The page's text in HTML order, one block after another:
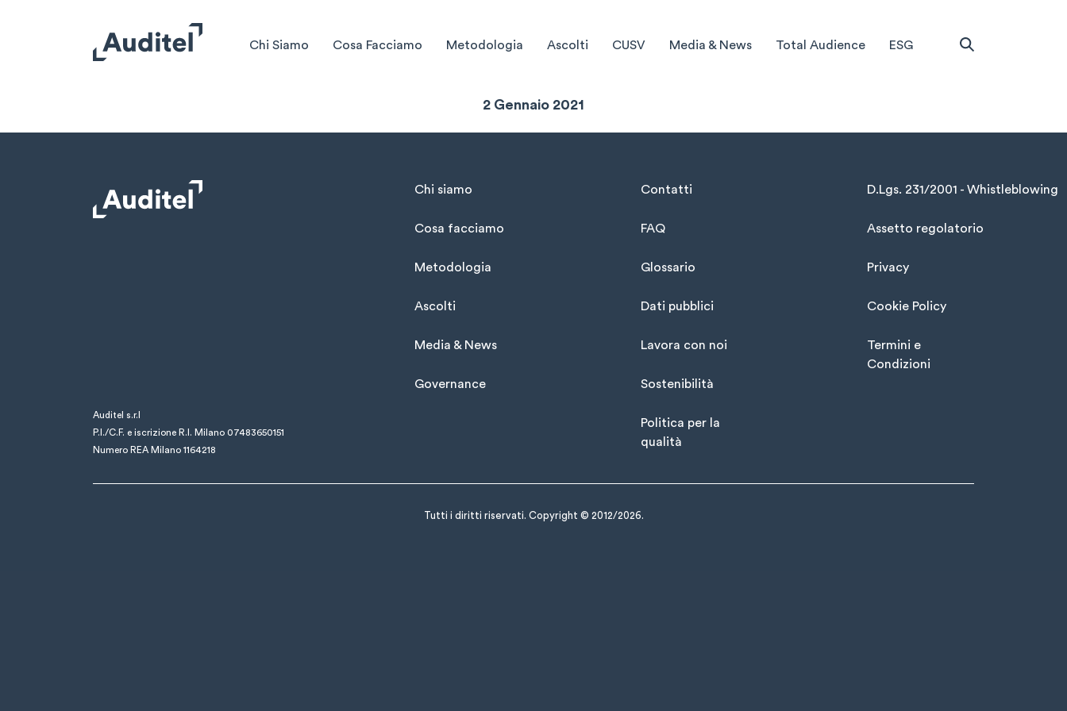
Chi Siamo Cosa Facciamo Metodologia Ascolti CUSV Media & News Total Audience ESG
Sintesi Settimanale
2 Gennaio 2021
Auditel s.r.l
P.I./C.F. e iscrizione R.I. Milano 07483650151
Numero REA Milano 1164218
Chi siamo
Cosa facciamo
Metodologia
Ascolti
Media & News
Governance
Contatti
FAQ
Glossario
Dati pubblici
Lavora con noi
Sostenibilità
Politica per la
qualità
D.Lgs. 231/2001 - Whistleblowing
Assetto regolatorio
Privacy
Cookie Policy
Termini e
Condizioni
Tutti i diritti riservati. Copyright © 2012/2026.